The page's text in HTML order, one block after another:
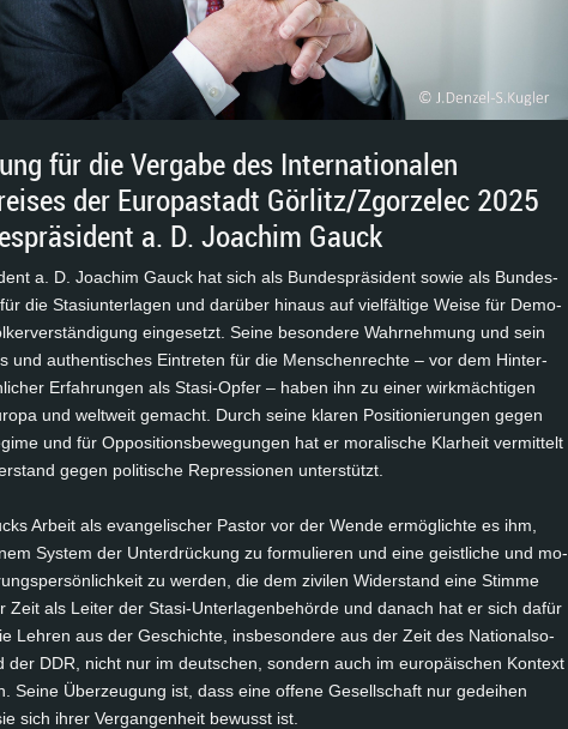
für die Vergabe des Internationalen
der Europastadt Görlitz/Zgorzelec 2025
a. D. Joachim Gauck
a. D. Joa­chim Gauck hat sich als Bun­des­prä­si­dent so­wie als Bun­des­
die Sta­si­un­ter­la­gen und dar­über hin­aus auf viel­fäl­ti­ge Wei­se für De­mo­
ein­ge­setzt. Sei­ne be­son­de­re Wahr­neh­mung und sein
und au­then­ti­sches Ein­tre­ten für die Men­schen­rech­te – vor dem Hin­ter­
Er­fah­run­gen als Sta­si-Op­fer – ha­ben ihn zu ei­ner wirk­mäch­ti­gen
und welt­weit ge­macht. Durch sei­ne kla­ren Po­si­tio­nie­run­gen ge­gen
und für Op­po­si­ti­ons­be­we­gun­gen hat er mo­ra­li­sche Klar­heit ver­mit­telt
ge­gen po­li­ti­sche Re­pres­sio­nen un­ter­stützt.
Ar­beit als evan­ge­li­scher Pas­tor vor der Wen­de er­mög­lich­te es ihm,
Sys­tem der Un­ter­drü­ckung zu for­mu­lie­ren und ei­ne geist­li­che und mo­
zu wer­den, die dem zi­vi­len Wi­der­stand ei­ne Stim­me
Zeit als Lei­ter der Sta­si-Un­ter­la­gen­be­hör­de und da­nach hat er sich da­für
Leh­ren aus der Ge­schich­te, ins­be­son­de­re aus der Zeit des Na­tio­nal­so­
der DDR, nicht nur im deut­schen, son­dern auch im eu­ro­päi­schen Kon­text
Sei­ne Über­zeu­gung ist, dass ei­ne of­fe­ne Ge­sell­schaft nur ge­dei­hen
sich ih­rer Ver­gan­gen­heit be­wusst ist.